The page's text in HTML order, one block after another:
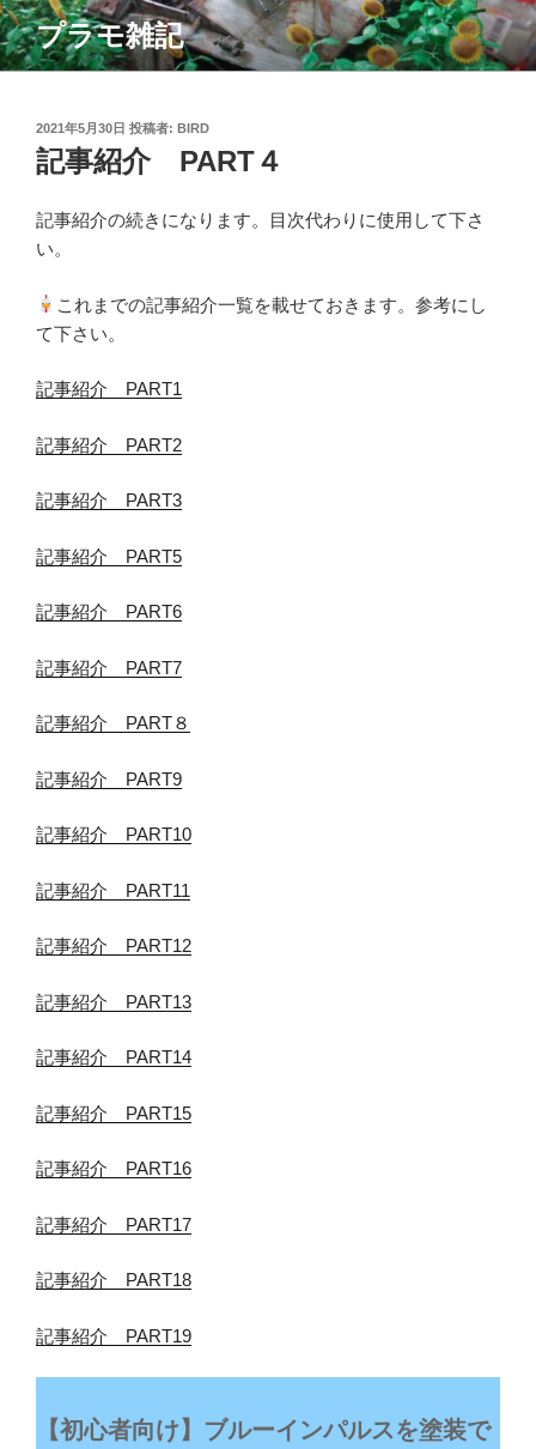
コ
ン
テ
プラモ雑記
投
稿
日:
2021年5月30日 投稿者: BIRD
記事紹介 PART４
記事紹介の続きになります。目次代わりに使用して下さ
い。
これまでの記事紹介一覧を載せておきます。参考にし
て下さい。
記事紹介 PART1
記事紹介 PART2
記事紹介 PART3
記事紹介 PART5
記事紹介 PART6
記事紹介 PART7
記事紹介 PART８
記事紹介 PART9
記事紹介 PART10
記事紹介 PART11
記事紹介 PART12
記事紹介 PART13
記事紹介 PART14
記事紹介 PART15
記事紹介 PART16
記事紹介 PART17
記事紹介 PART18
記事紹介 PART19
【初心者向け】ブルーインパルスを塗装で